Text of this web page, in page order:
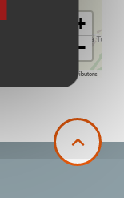
+
−
contributors